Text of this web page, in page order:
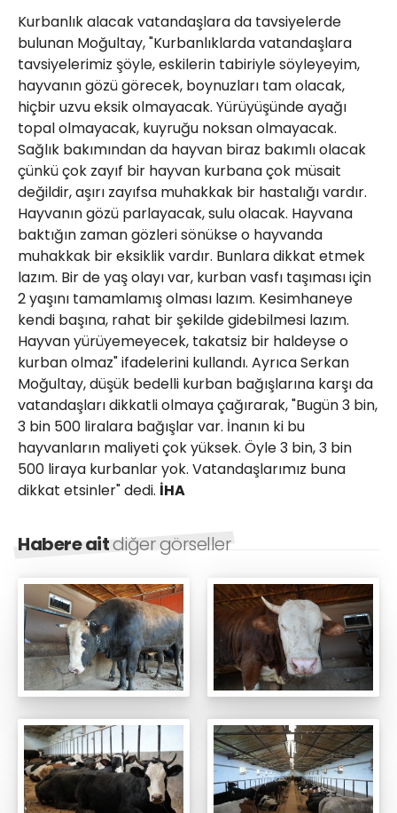
Kurbanlık alacak vatandaşlara da tavsiyelerde
bulunan Moğultay, "Kurbanlıklarda vatandaşlara
tavsiyelerimiz şöyle, eskilerin tabiriyle söyleyeyim,
hayvanın gözü görecek, boynuzları tam olacak,
hiçbir uzvu eksik olmayacak. Yürüyüşünde ayağı
topal olmayacak, kuyruğu noksan olmayacak.
Sağlık bakımından da hayvan biraz bakımlı olacak
çünkü çok zayıf bir hayvan kurbana çok müsait
değildir, aşırı zayıfsa muhakkak bir hastalığı vardır.
Hayvanın gözü parlayacak, sulu olacak. Hayvana
baktığın zaman gözleri sönükse o hayvanda
muhakkak bir eksiklik vardır. Bunlara dikkat etmek
lazım. Bir de yaş olayı var, kurban vasfı taşıması için
2 yaşını tamamlamış olması lazım. Kesimhaneye
kendi başına, rahat bir şekilde gidebilmesi lazım.
Hayvan yürüyemeyecek, takatsiz bir haldeyse o
kurban olmaz" ifadelerini kullandı. Ayrıca Serkan
Moğultay, düşük bedelli kurban bağışlarına karşı da
vatandaşları dikkatli olmaya çağırarak, "Bugün 3 bin,
3 bin 500 liralara bağışlar var. İnanın ki bu
hayvanların maliyeti çok yüksek. Öyle 3 bin, 3 bin
500 liraya kurbanlar yok. Vatandaşlarımız buna
dikkat etsinler" dedi. İHA
Habere aitdiğer görseller